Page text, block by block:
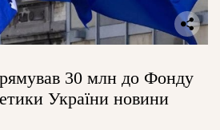
30 млн до Фонду
України новини